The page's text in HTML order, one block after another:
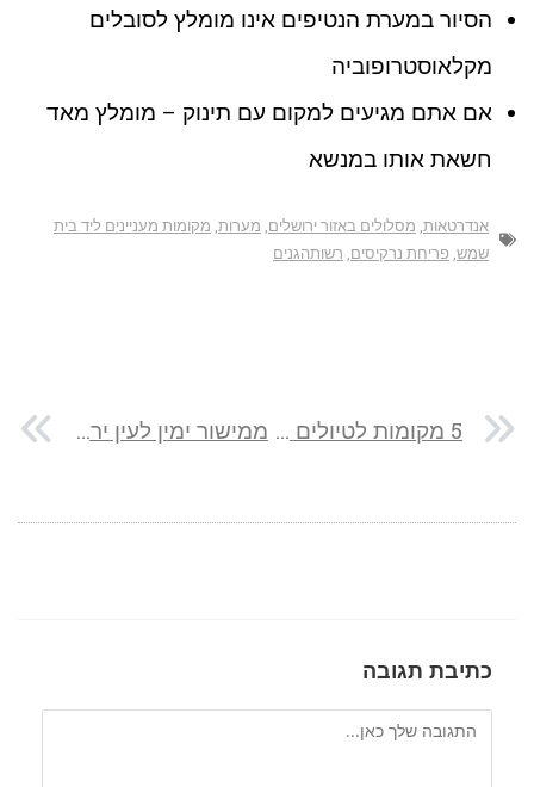
הסיור במערת הנטיפים אינו מומלץ לסובלים
מקלאוסטרופוביה
אם אתם מגיעים למקום עם תינוק – מומלץ מאד
חשאת אותו במנשא
אנדרטאות מסלולים באזור ירושלים מערות מקומות מעניינים ליד בית
שמש פריחת נרקיסים רשותהגנים
5 מקומות לטיולים מומלצים ברחבי ארץ ישראל שכדאי לעשות עם טיוטה קאמרי ממישור ימין לעין ירקעם דרך גבי ימין ומעלה פלמ"ח
כתיבת תגובה